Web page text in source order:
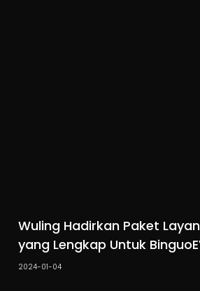
Wuling Hadirkan Paket
yang Lengkap Untuk
2024-01-04